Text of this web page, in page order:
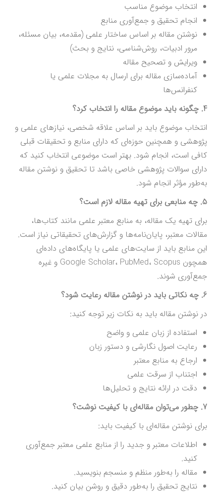
انتخاب موضوع مناسب
انجام تحقیق و جمع‌آوری منابع
نوشتن مقاله بر اساس ساختار علمی (مقدمه، بیان مسئله،
مرور ادبیات، روش‌شناسی، نتایج و بحث)
ویرایش و تصحیح مقاله
آماده‌سازی مقاله برای ارسال به مجلات علمی یا
کنفرانس‌ها
4. چگونه باید موضوع مقاله را انتخاب کرد؟
انتخاب موضوع باید بر اساس علاقه شخصی، نیازهای علمی و
پژوهشی و همچنین حوزه‌ای که دارای منابع و تحقیقات قبلی
کافی است، انجام شود. بهتر است موضوعی انتخاب کنید که
دارای سوالات پژوهشی خاصی باشد تا تحقیق و نوشتن مقاله
به‌طور مؤثر انجام شود.
5. چه منابعی برای تهیه مقاله لازم است؟
برای تهیه یک مقاله، به منابع معتبر علمی مانند کتاب‌ها،
مقالات معتبر، پایان‌نامه‌ها و گزارش‌های تحقیقاتی نیاز است.
این منابع باید از سایت‌های علمی یا پایگاه‌های داده‌ای
همچون Google Scholar، PubMed، Scopus و غیره
جمع‌آوری شوند.
6. چه نکاتی باید در نوشتن مقاله رعایت شود؟
در نوشتن مقاله باید به نکات زیر توجه کنید:
استفاده از زبان علمی و واضح
رعایت اصول نگارشی و دستور زبان
ارجاع به منابع معتبر
اجتناب از سرقت علمی
دقت در ارائه نتایج و تحلیل‌ها
7. چطور می‌توان مقاله‌ای با کیفیت نوشت؟
برای نوشتن مقاله‌ای با کیفیت باید:
اطلاعات معتبر و جدید را از منابع علمی معتبر جمع‌آوری
کنید.
مقاله را به‌طور منظم و منسجم بنویسید.
نتایج تحقیق را به‌طور دقیق و روشن بیان کنید.